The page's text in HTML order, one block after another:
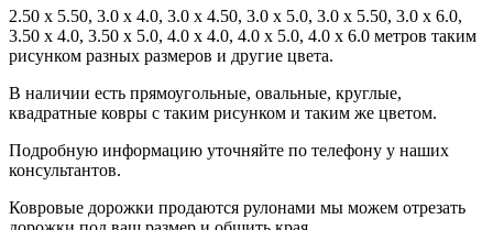
2.50 x 5.50, 3.0 x 4.0, 3.0 x 4.50, 3.0 x 5.0, 3.0 х 5.50, 3.0 х 6.0,
3.50 х 4.0, 3.50 х 5.0, 4.0 х 4.0, 4.0 х 5.0, 4.0 х 6.0 метров таким
рисунком разных размеров и другие цвета.
В наличии есть прямоугольные, овальные, круглые,
квадратные ковры с таким рисунком и таким же цветом.
Подробную информацию уточняйте по телефону у наших
консультантов.
Ковровые дорожки продаются рулонами мы можем отрезать